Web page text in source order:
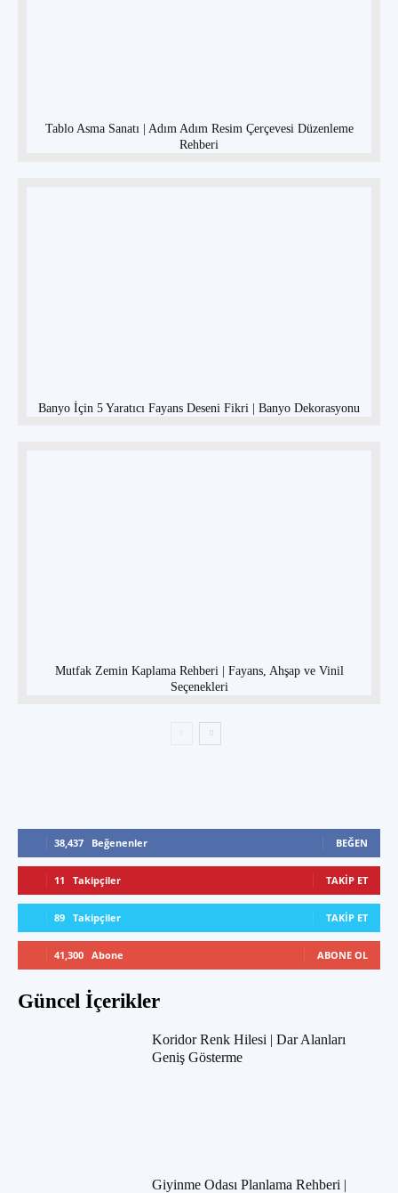
Tablo Asma Sanatı | Adım Adım Resim Çerçevesi Düzenleme
Rehberi
Banyo İçin 5 Yaratıcı Fayans Deseni Fikri | Banyo Dekorasyonu
Mutfak Zemin Kaplama Rehberi | Fayans, Ahşap ve Vinil
Seçenekleri
38,437 Beğenenler BEĞEN
11 Takipçiler TAKIP ET
89 Takipçiler TAKIP ET
41,300 Abone ABONE OL
Güncel İçerikler
Koridor Renk Hilesi | Dar Alanları
Geniş Gösterme
Giyinme Odası Planlama Rehberi |